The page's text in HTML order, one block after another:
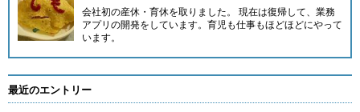
会社初の産休・育休を取りました。 現在は復帰して、業務
アプリの開発をしています。育児も仕事もほどほどにやって
います。
最近のエントリー